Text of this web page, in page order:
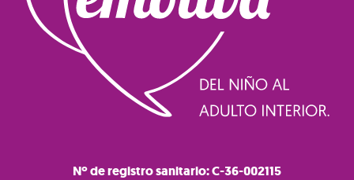
Nº de registro sanitario: C-36-002115